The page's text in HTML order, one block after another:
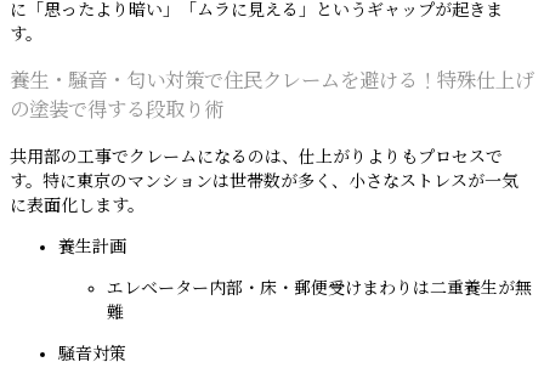
に「思ったより暗い」「ムラに見える」というギャップが起きま
す。
養生・騒音・匂い対策で住民クレームを避ける！特殊仕上げ
の塗装で得する段取り術
共用部の工事でクレームになるのは、仕上がりよりもプロセスで
す。特に東京のマンションは世帯数が多く、小さなストレスが一気
に表面化します。
養生計画
エレベーター内部・床・郵便受けまわりは二重養生が無
難
騒音対策